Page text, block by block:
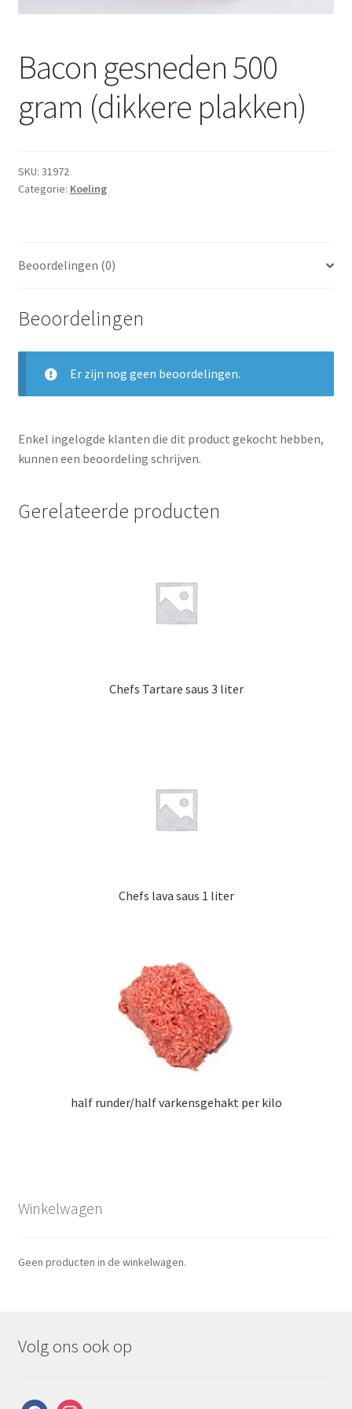
Dranken
Non-food
Stoverijen
Bacon gesneden 500
gram (dikkere plakken)
SKU: 31972
Categorie: Koeling
Beoordelingen (0)
Beoordelingen
Er zijn nog geen beoordelingen.
Enkel ingelogde klanten die dit product gekocht hebben,
kunnen een beoordeling schrijven.
Gerelateerde producten
Chefs Tartare saus 3 liter
Chefs lava saus 1 liter
half runder/half varkensgehakt per kilo
Winkelwagen
Geen producten in de winkelwagen.
Volg ons ook op